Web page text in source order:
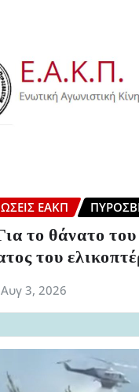
ΕΑΚΠ
το θάνατο του
του
Αυγ 3, 2026